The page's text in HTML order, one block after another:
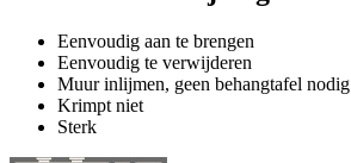
Eenvoudig aan te brengen
Eenvoudig te verwijderen
Muur inlijmen, geen behangtafel nodig
Krimpt niet
Sterk